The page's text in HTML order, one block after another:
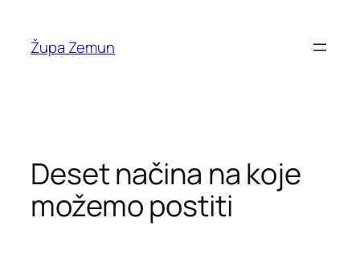
content
Župa Zemun
Deset načina na koje
možemo postiti